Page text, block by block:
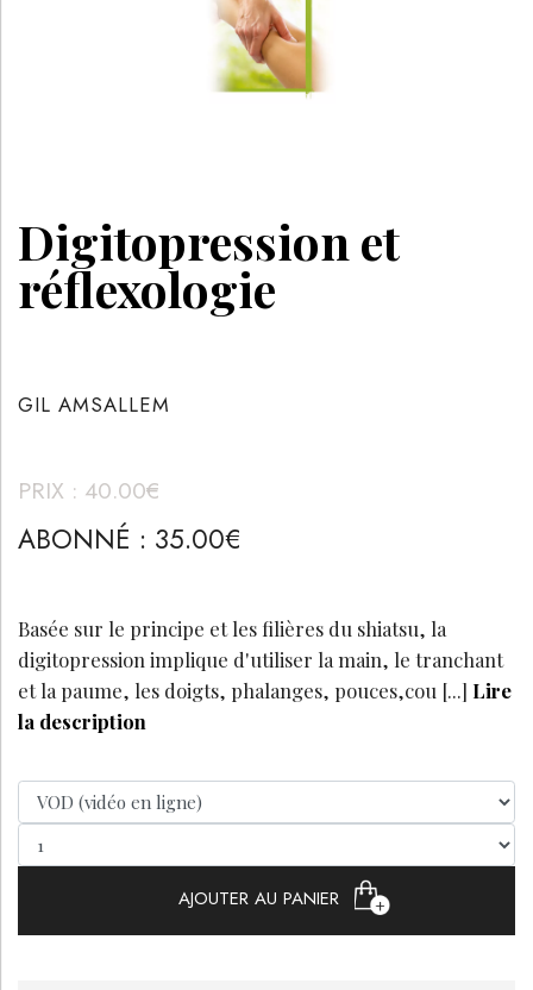
Digitopression et
réflexologie
GIL AMSALLEM
PRIX : 40.00€
ABONNÉ : 35.00€
Basée sur le principe et les filières du shiatsu, la
digitopression implique d'utiliser la main, le tranchant
et la paume, les doigts, phalanges, pouces,cou [...] Lire
la description
AJOUTER AU PANIER